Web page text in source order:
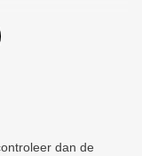
dan de